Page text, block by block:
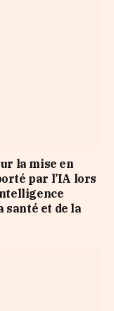
la mise en
par l’IA lors
santé et de la